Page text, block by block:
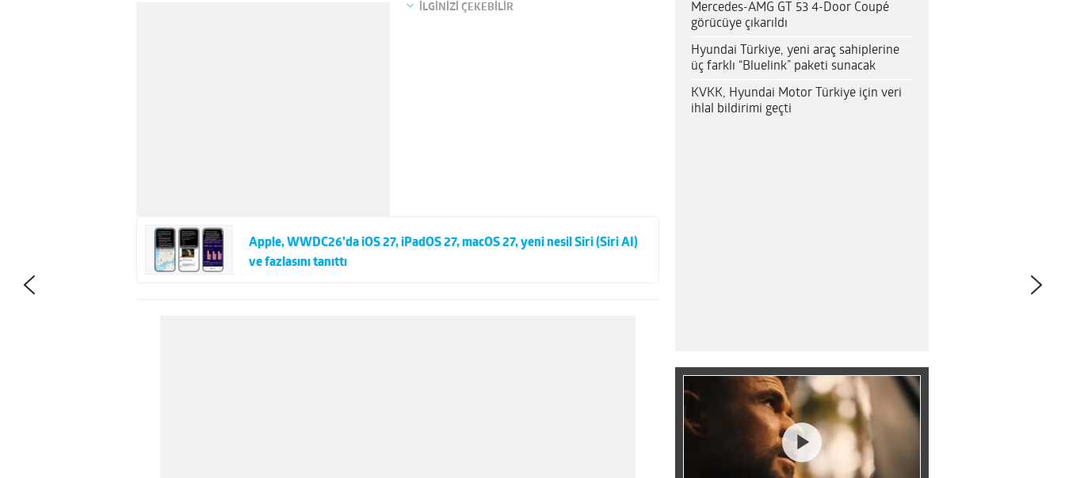
İLGİNİZİ ÇEKEBİLİR
Apple, WWDC26’da iOS 27, iPadOS 27, macOS 27, yeni nesil Siri (Siri AI)
ve fazlasını tanıttı
Mercedes-AMG GT 53 4-Door Coupé
görücüye çıkarıldı
Hyundai Türkiye, yeni araç sahiplerine
üç farklı “Bluelink” paketi sunacak
KVKK, Hyundai Motor Türkiye için veri
ihlal bildirimi geçti